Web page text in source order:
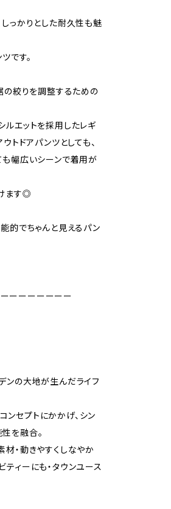
っかりとした耐久性も魅
です。
の絞りを調整するための
ルエットを採用したレギ
トドアパンツとしても、
も幅広いシーンで着用が
ます◎
的でちゃんと見えるパン
ーーーーーーー
ンの大地が生んだライフ
ンセプトにかかげ、シン
を融合。
・動きやすくしなやか
ィーにも・タウンユース